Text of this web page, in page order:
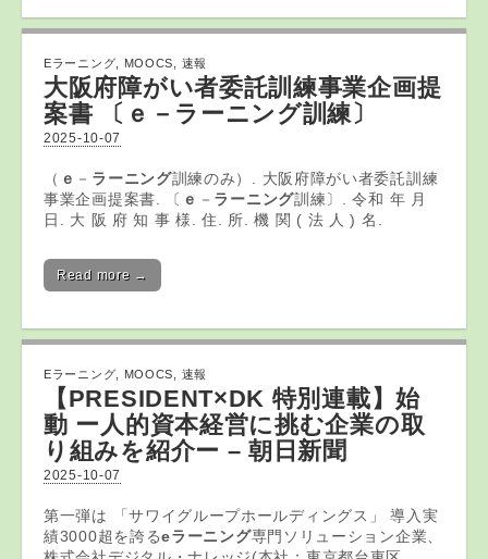
Eラーニング MOOCS 速報
大阪府障がい者委託訓練事業企画提
案書 〔 ｅ － ラーニング訓練〕
2025-10-07
（ ｅ － ラーニング訓練のみ）. 大阪府障がい者委託訓練
事業企画提案書. 〔 ｅ － ラーニング訓練〕. 令和 年 月
日. 大 阪 府 知 事 様. 住. 所. 機 関 ( 法 人 ) 名.
Read more →
Eラーニング MOOCS 速報
【PRESIDENT×DK 特別連載】始
動 ー人的資本経営に挑む企業の取
り組みを紹介ー – 朝日新聞
2025-10-07
第一弾は 「サワイグループホールディングス」 導入実
績3000超を誇るeラーニング専門ソリューション企業、